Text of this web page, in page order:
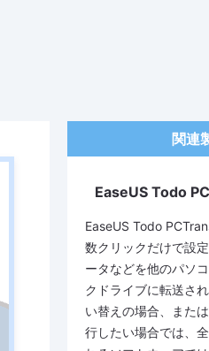
関連
EaseUS Todo
EaseUS Todo
数クリックだけで設
ータなどを他のパソ
クドライブに転送さ
い替えの場合、また
行したい場合では、